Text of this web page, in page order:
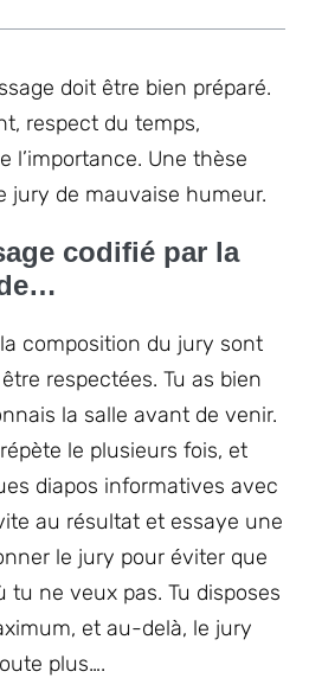
doit être bien préparé.
respect du temps,
l’importance. Une thèse
jury de mauvaise humeur.
codifié par la
composition du jury sont
respectées. Tu as bien
la salle avant de venir.
le plusieurs fois, et
diapos informatives avec
au résultat et essaye une
le jury pour éviter que
tu ne veux pas. Tu disposes
et au-delà, le jury
plus….